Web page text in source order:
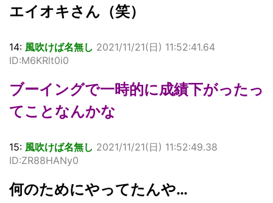
エイオキさん（笑）
14: 風吹けば名無し 2021/11/21(日) 11:52:41.64
ID:M6KRlt0i0
ブーイングで一時的に成績下がったっ
てことなんかな
15: 風吹けば名無し 2021/11/21(日) 11:52:49.38
ID:ZR88HANy0
何のためにやってたんや…